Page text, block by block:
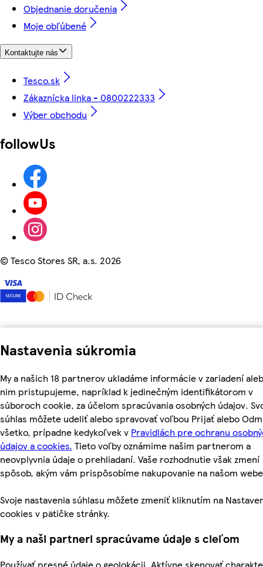
Nastavenia súkromia
My a našich 18 partnerov ukladáme informácie v zariadení
nim pristupujeme, napríklad k jedinečným identifikátorom v
súboroch cookie, za účelom spracúvania osobných údajov.
súhlas môžete udeliť alebo spravovať voľbou Prijať alebo
všetko, prípadne kedykoľvek v Pravidlách pre ochranu
údajov a cookies. Tieto voľby oznámime našim partnerom a
neovplyvnia údaje o prehliadaní. Vaše rozhodnutie však zmení
spôsob, akým vám prispôsobíme nakupovanie na našom
Svoje nastavenia súhlasu môžete zmeniť kliknutím na
cookies v pätičke stránky.
My a naši partneri spracúvame údaje s cieľom
Objednanie doručenia
Moje obľúbené
Kontaktujte nás
Tesco.sk
Zákaznícka linka - 0800222333
Výber obchodu
followUs
©Tesco Stores SR, a.s. 2026